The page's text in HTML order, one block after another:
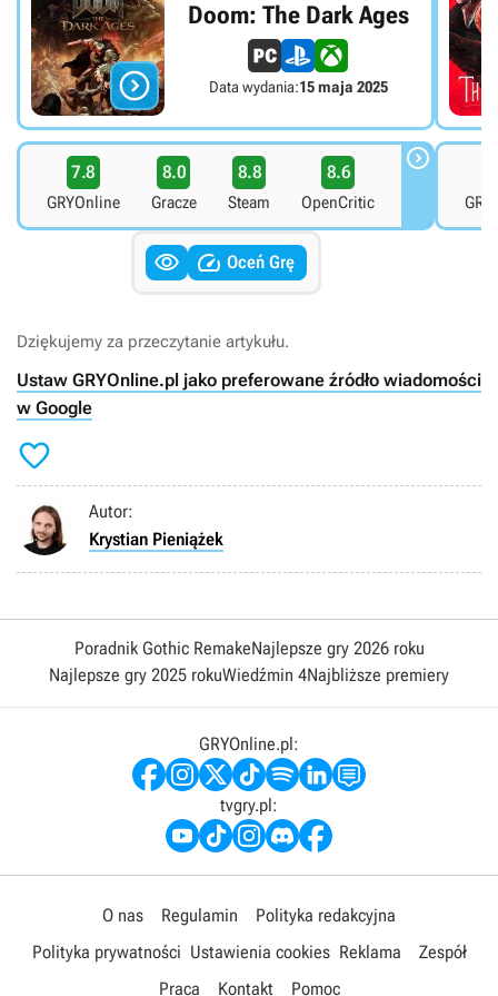

Doom: The Dark Ages
Data wydania:15 maja 2025
7.8
GRYOnline
8.0
Gracze
8.8
Steam
8.6
OpenCritic

  Oceń Grę
Dziękujemy za przeczytanie artykułu.
Ustaw GRYOnline.pl jako preferowane źródło wiadomości
w Google

Autor:
Krystian Pieniążek
Poradnik Gothic RemakeNajlepsze gry 2026 roku
Najlepsze gry 2025 rokuWiedźmin 4Najbliższe premiery
GRYOnline.pl:
tvgry.pl:
O nas Regulamin
Polityka redakcyjna
Polityka prywatności Ustawienia cookies Reklama
Zespół
Praca
Kontakt Pomoc